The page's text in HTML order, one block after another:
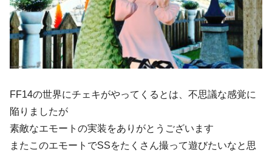
FF14の世界にチェキがやってくるとは、不思議な感覚に
陥りましたが
素敵なエモートの実装をありがとうございます
またこのエモートでSSをたくさん撮って遊びたいなと思